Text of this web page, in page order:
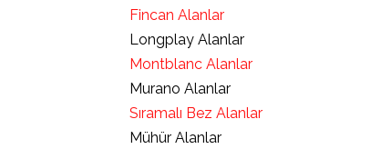
Fincan Alanlar
Longplay Alanlar
Montblanc Alanlar
Murano Alanlar
Sıramalı Bez Alanlar
Mühür Alanlar